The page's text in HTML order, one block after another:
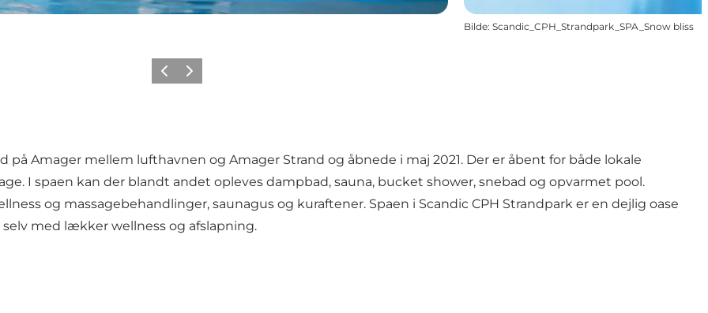
Bilde: Scandic_CPH_Strandpark_SPA_Snow bliss
ForrigeNeste
på Amager mellem lufthavnen og Amager Strand og åbnede i maj 2021. Der er åbent for både lokale
I spaen kan der blandt andet opleves dampbad, sauna, bucket shower, snebad og opvarmet pool.
og massagebehandlinger, saunagus og kuraftener. Spaen i Scandic CPH Strandpark er en dejlig oase
med lækker wellness og afslapning.